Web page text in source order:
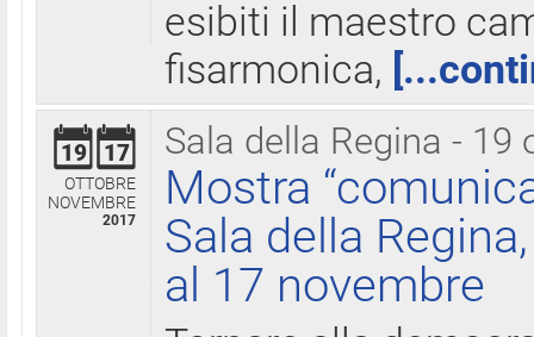
esibiti il maestro
fisarmonica,
Sala della Regina - 19
19 17
OTTOBRE
NOVEMBRE
2017
Mostra
Sala della
al 17 novembre